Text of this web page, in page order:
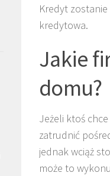
Kredyt
kredytowa.
Jakie
domu?
Jeżeli ktoś
zatrudnić
jednak wciąż
może to